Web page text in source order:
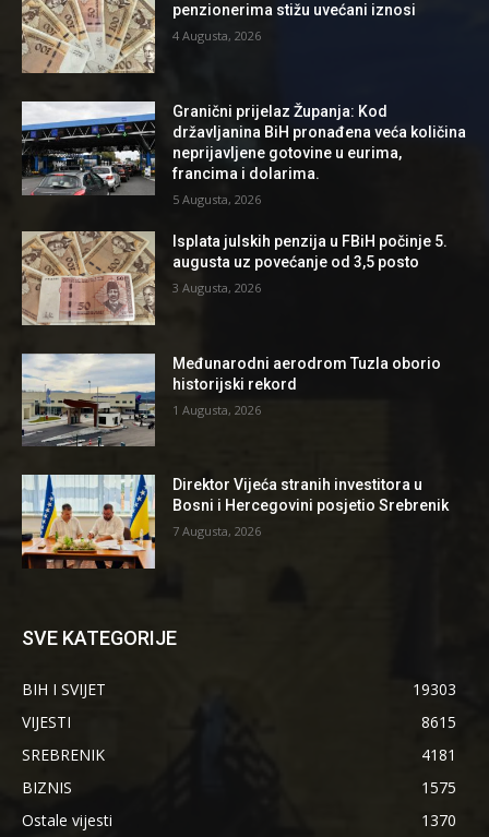
penzionerima stižu uvećani iznosi
4 Augusta, 2026
Granični prijelaz Županja: Kod
državljanina BiH pronađena veća količina
neprijavljene gotovine u eurima,
francima i dolarima.
5 Augusta, 2026
Isplata julskih penzija u FBiH počinje 5.
augusta uz povećanje od 3,5 posto
3 Augusta, 2026
Međunarodni aerodrom Tuzla oborio
historijski rekord
1 Augusta, 2026
Direktor Vijeća stranih investitora u
Bosni i Hercegovini posjetio Srebrenik
7 Augusta, 2026
SVE KATEGORIJE
BIH I SVIJET
19303
VIJESTI
8615
SREBRENIK
4181
BIZNIS
1575
Ostale vijesti
1370